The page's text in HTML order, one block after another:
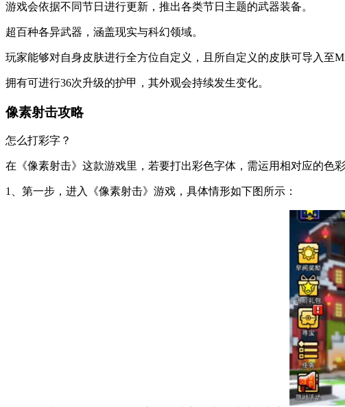
游戏会依据不同节日进行更新，推出各类节日主题的武器装备。
超百种各异武器，涵盖现实与科幻领域。
玩家能够对自身皮肤进行全方位自定义，且所自定义的皮肤可导入至
拥有可进行36次升级的护甲，其外观会持续发生变化。
像素射击攻略
怎么打彩字？
在《像素射击》这款游戏里，若要打出彩色字体，需运用相对应的色
1、第一步，进入《像素射击》游戏，具体情形如下图所示：